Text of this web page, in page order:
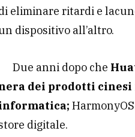
eliminare ritardi e
dispositivo all’altro.
Due anni dopo che
dei prodotti
digitale.